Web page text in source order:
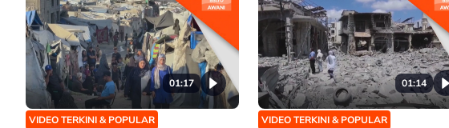
01:17
VIDEO TERKINI & POPULAR
01:14
VIDEO TERKINI & POPULAR